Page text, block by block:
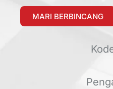
MARI BERBINCANG